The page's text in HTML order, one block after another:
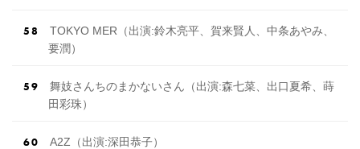
TOKYO MER（出 演 :鈴木亮平、賀来賢人、中条あやみ、
要潤）
舞妓さんちのまかないさん（出 演 :森七菜、出口夏希、蒔
田彩珠）
A2Z（出 演 :深田恭子）